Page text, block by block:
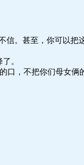
信。甚至，你可以把
。
口，不把你们母女俩